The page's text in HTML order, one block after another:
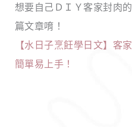
想要自己ＤＩＹ客家封肉
篇文章唷！
【水日子烹飪學日文】客
簡單易上手！